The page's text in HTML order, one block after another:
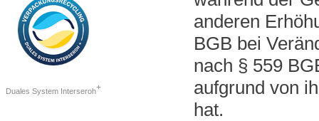
Duales System Interseroh+
anderen
BGB bei
nach § 559
aufgrund von
hat.